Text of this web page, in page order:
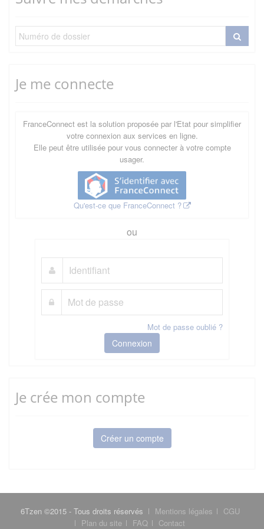
Je me connecte
FranceConnect est la solution proposée par l'Etat pour simplifier
votre connexion aux services en ligne.
Elle peut être utilisée pour vous connecter à votre compte
usager.
Qu'est-ce que FranceConnect ?
ou
Mot de passe oublié ?
Connexion
Je crée mon compte
Créer un compte
6Tzen ©2015 - Tous droits réservés Mentions légales
CGU
Plan du site
FAQ
Contact